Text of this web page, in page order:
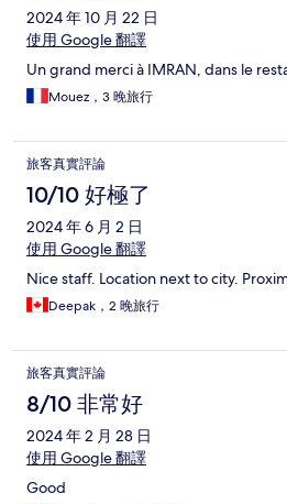
2024 年 10 月 22 日
使用 Google 翻譯
Un grand merci à IMRAN, dans le
Mouez，3 晚旅行
旅客真實評論
10/10 好極了
2024 年 6 月 2 日
使用 Google 翻譯
Nice staff. Location next to city.
Deepak，2 晚旅行
旅客真實評論
8/10 非常好
2024 年 2 月 28 日
使用 Google 翻譯
Good